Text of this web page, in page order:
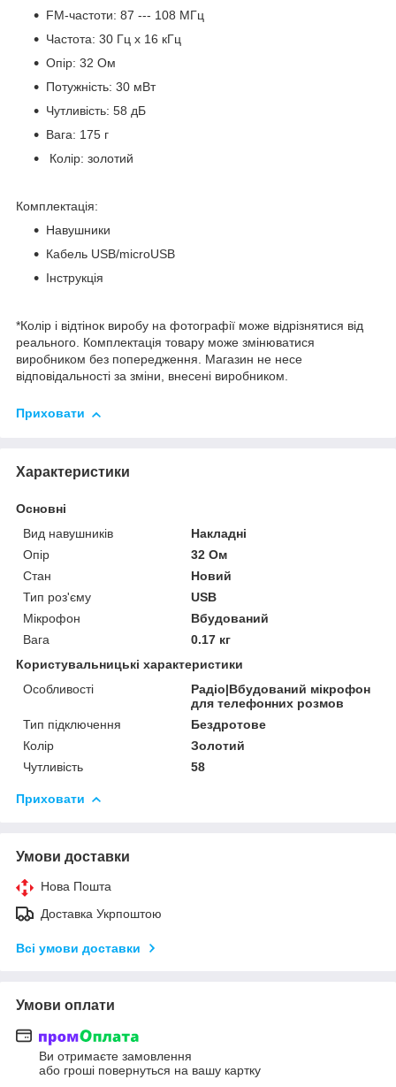
FM-частоти: 87 --- 108 МГц
Частота: 30 Гц х 16 кГц
Опір: 32 Ом
Потужність: 30 мВт
Чутливість: 58 дБ
Вага: 175 г
Колір: золотий
Комплектація:
Навушники
Кабель USB/microUSB
Інструкція
*Колір і відтінок виробу на фотографії може відрізнятися від
реального. Комплектація товару може змінюватися
виробником без попередження. Магазин не несе
відповідальності за зміни, внесені виробником.
Приховати
Характеристики
Основні
Вид навушників
Накладні
Опір
32 Ом
Стан
Новий
Тип роз'єму
USB
Мікрофон
Вбудований
Вага
0.17 кг
Користувальницькі характеристики
Особливості
Радіо|Вбудований мікрофон
для телефонних розмов
Тип підключення
Бездротове
Колір
Золотий
Чутливість
58
Приховати
Умови доставки
Нова Пошта
Доставка Укрпоштою
Всі умови доставки
Умови оплати
Ви отримаєте замовлення
або гроші повернуться на вашу картку